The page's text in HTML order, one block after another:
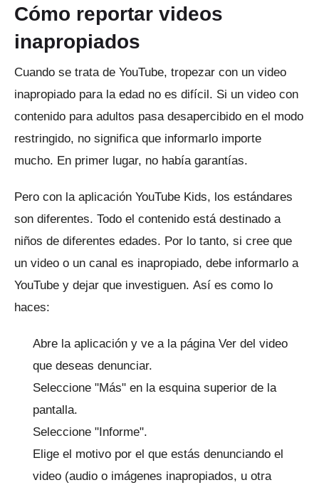
Cómo reportar videos
inapropiados
Cuando se trata de YouTube, tropezar con un video
inapropiado para la edad no es difícil. Si un video con
contenido para adultos pasa desapercibido en el modo
restringido, no significa que informarlo importe
mucho. En primer lugar, no había garantías.
Pero con la aplicación YouTube Kids, los estándares
son diferentes. Todo el contenido está destinado a
niños de diferentes edades. Por lo tanto, si cree que
un video o un canal es inapropiado, debe informarlo a
YouTube y dejar que investiguen. Así es como lo
haces:
Abre la aplicación y ve a la página Ver del video
que deseas denunciar.
Seleccione "Más" en la esquina superior de la
pantalla.
Seleccione "Informe".
Elige el motivo por el que estás denunciando el
video (audio o imágenes inapropiados, u otra